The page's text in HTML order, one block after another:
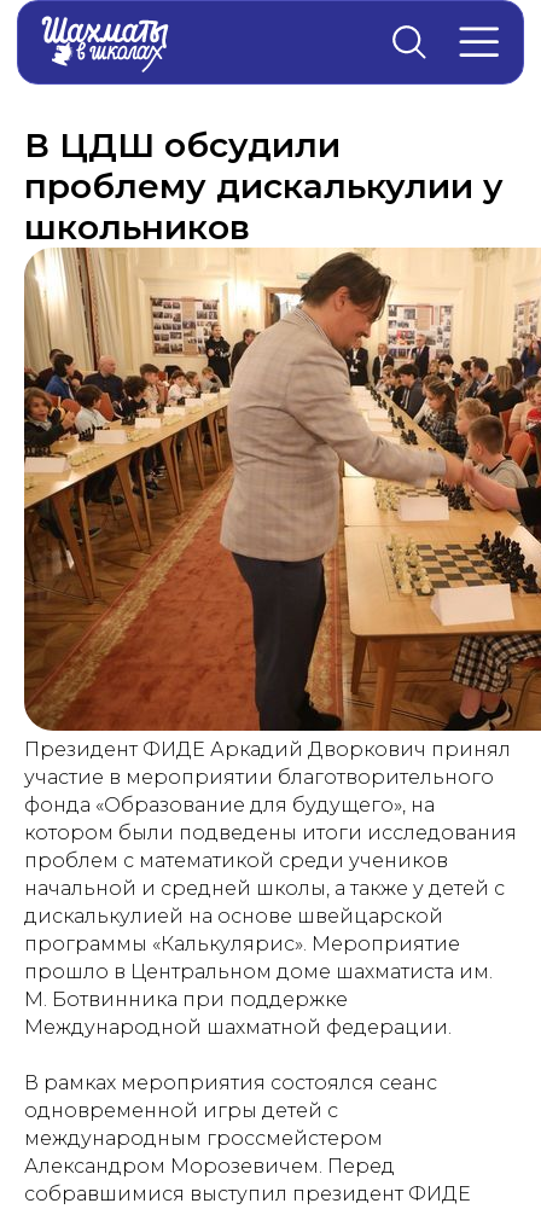
В ЦДШ обсудили
проблему дискалькулии у
школьников
Президент ФИДЕ Аркадий Дворкович принял
участие в мероприятии благотворительного
фонда «Образование для будущего», на
котором были подведены итоги исследования
проблем с математикой среди учеников
начальной и средней школы, а также у детей с
дискалькулией на основе швейцарской
программы «Калькулярис». Мероприятие
прошло в Центральном доме шахматиста им.
М. Ботвинника при поддержке
Международной шахматной федерации.
В рамках мероприятия состоялся сеанс
одновременной игры детей с
международным гроссмейстером
Александром Морозевичем. Перед
собравшимися выступил президент ФИДЕ